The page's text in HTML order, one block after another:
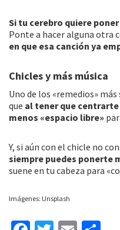
Si tu cerebro quiere
Ponte a hacer alguna otra
en que esa canción ya
Chicles y más música
Uno de los «remedios»
que al tener que
menos «espacio libre»
Y, si aún con el chicle no
siempre puedes ponerte
suene en tu cabeza para
Imágenes: Unsplash